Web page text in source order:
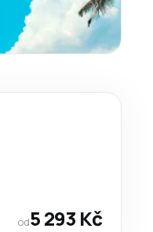
od5 293 Kč